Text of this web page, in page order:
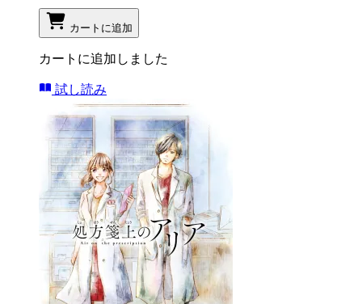
カートに追加
カートに追加しました
試し読み